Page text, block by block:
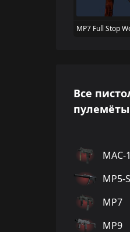
MP7 Full Stop
Все
пулемёты
MAC-
MP5-
MP7
MP9